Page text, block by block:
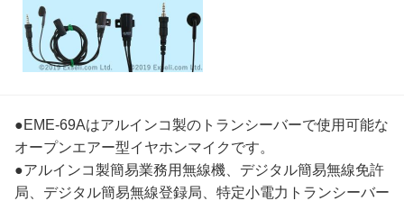
●EME-69Aはアルインコ製のトランシーバーで使用可能な
オープンエアー型イヤホンマイクです。
●アルインコ製簡易業務用無線機、デジタル簡易無線免許
局、デジタル簡易無線登録局、特定小電力トランシーバー